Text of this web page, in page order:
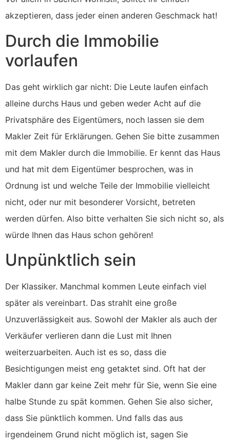
akzeptieren, dass jeder einen anderen Geschmack hat!
Durch die Immobilie
vorlaufen
Das geht wirklich gar nicht: Die Leute laufen einfach
alleine durchs Haus und geben weder Acht auf die
Privatsphäre des Eigentümers, noch lassen sie dem
Makler Zeit für Erklärungen. Gehen Sie bitte zusammen
mit dem Makler durch die Immobilie. Er kennt das Haus
und hat mit dem Eigentümer besprochen, was in
Ordnung ist und welche Teile der Immobilie vielleicht
nicht, oder nur mit besonderer Vorsicht, betreten
werden dürfen. Also bitte verhalten Sie sich nicht so, als
würde Ihnen das Haus schon gehören!
Unpünktlich sein
Der Klassiker. Manchmal kommen Leute einfach viel
später als vereinbart. Das strahlt eine große
Unzuverlässigkeit aus. Sowohl der Makler als auch der
Verkäufer verlieren dann die Lust mit Ihnen
weiterzuarbeiten. Auch ist es so, dass die
Besichtigungen meist eng getaktet sind. Oft hat der
Makler dann gar keine Zeit mehr für Sie, wenn Sie eine
halbe Stunde zu spät kommen. Gehen Sie also sicher,
dass Sie pünktlich kommen. Und falls das aus
irgendeinem Grund nicht möglich ist, sagen Sie